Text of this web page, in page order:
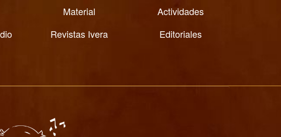
Material
Actividades
Revistas Ivera Editoriales